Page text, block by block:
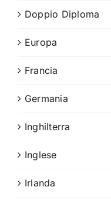
Doppio Diploma
Europa
Francia
Germania
Inghilterra
Inglese
Irlanda